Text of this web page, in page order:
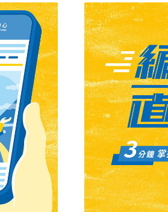
性物質自己分裂，
含氙133（半衰期
方公分約10萬分之
是最近起了核分裂
定，不會再發生臨